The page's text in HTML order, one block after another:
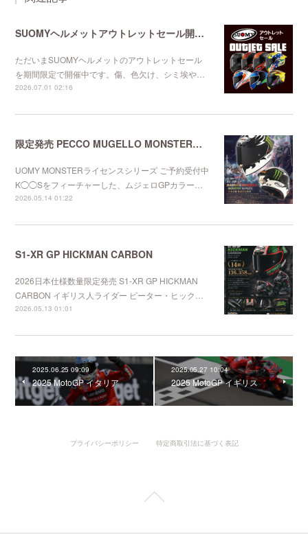
SUOMYヘルメットアウトレットセール開催中
ただいまSUOMYヘルメットのアウトレットセール
を期間限定で開催中です。傷、色欠け、シミ埃や…
2026.07.01 02:16
限定発売 PECCO MUGELLO MONSTERレプリカ
UOMY MONSTERライセンスシリーズ ご予約受付中
K◯◯Sをフィーチャーした、ムジェロGPカラー…
2026.05.14 01:22
S1-XR GP HICKMAN CARBON
2026日本仕様数量限定発売 S1-XR GP HICKMAN
CARBON イギリス人ライダー ピーター・ヒック…
2026.05.13 01:01
2025.06.25 09:09
2025 MotoGP イタリア
2025.05.27 10:04
2025 MotoGP イギリス
プライバシーポリシー 特定商取引法に基づく表記